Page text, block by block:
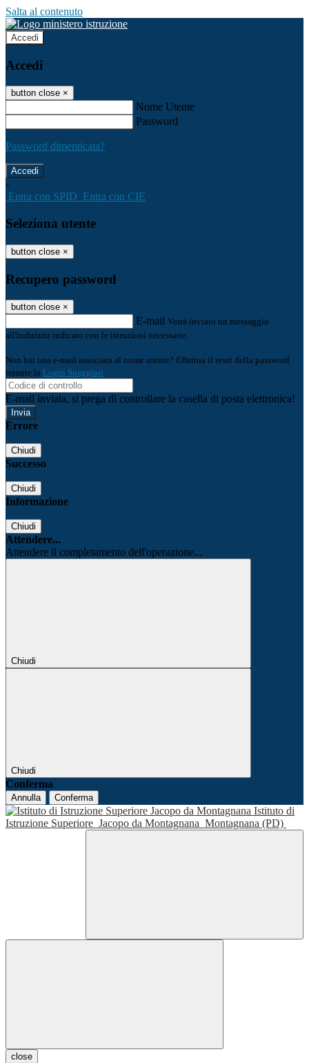
Salta al contenuto
Accedi
Accedi
button close ×
Nome Utente
Password
Password dimenticata?
-
Entra con SPID Entra con CIE
Seleziona utente
button close ×
Recupero password
button close ×
E-mail Verrà inviato un messaggio
all'indirizzo indicato con le istruzioni necessarie.
Non hai una e-mail associata al nome utente? Effettua il reset della password
tramite la Login Spaggiari
E-mail inviata, si prega di controllare la casella di posta elettronica!
Errore
Chiudi
Successo
Chiudi
Informazione
Chiudi
Attendere...
Attendere il completamento dell'operazione...
Chiudi
Chiudi
Conferma
Annulla Conferma
Istituto di
Istruzione Superiore Jacopo da Montagnana Montagnana (PD)
close